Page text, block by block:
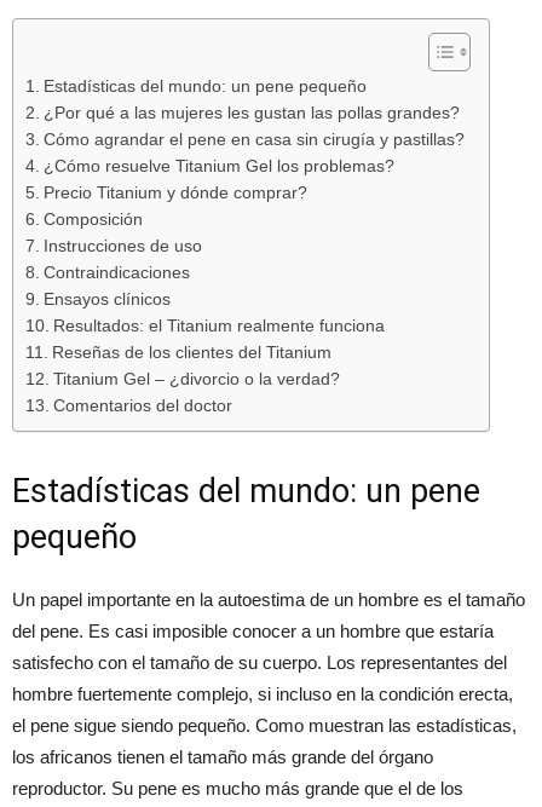
Estadísticas del mundo: un pene pequeño
¿Por qué a las mujeres les gustan las pollas grandes?
Cómo agrandar el pene en casa sin cirugía y pastillas?
¿Cómo resuelve Titanium Gel los problemas?
Precio Titanium y dónde comprar?
Composición
Instrucciones de uso
Contraindicaciones
Ensayos clínicos
Resultados: el Titanium realmente funciona
Reseñas de los clientes del Titanium
Titanium Gel – ¿divorcio o la verdad?
Comentarios del doctor
Estadísticas del mundo: un pene
pequeño
Un papel importante en la autoestima de un hombre es el tamaño
del pene. Es casi imposible conocer a un hombre que estaría
satisfecho con el tamaño de su cuerpo. Los representantes del
hombre fuertemente complejo, si incluso en la condición erecta,
el pene sigue siendo pequeño. Como muestran las estadísticas,
los africanos tienen el tamaño más grande del órgano
reproductor. Su pene es mucho más grande que el de los